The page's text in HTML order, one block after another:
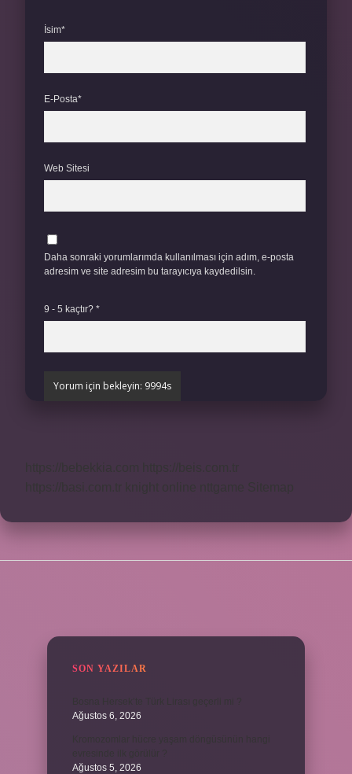
İsim*
E-Posta*
Web Sitesi
Daha sonraki yorumlarımda kullanılması için adım, e-posta
adresim ve site adresim bu tarayıcıya kaydedilsin.
9 - 5 kaçtır? *
SON YAZILAR
Ağustos 6, 2026
Ağustos 5, 2026